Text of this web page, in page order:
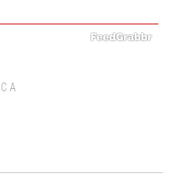
CANARIA
de la zona los próximos